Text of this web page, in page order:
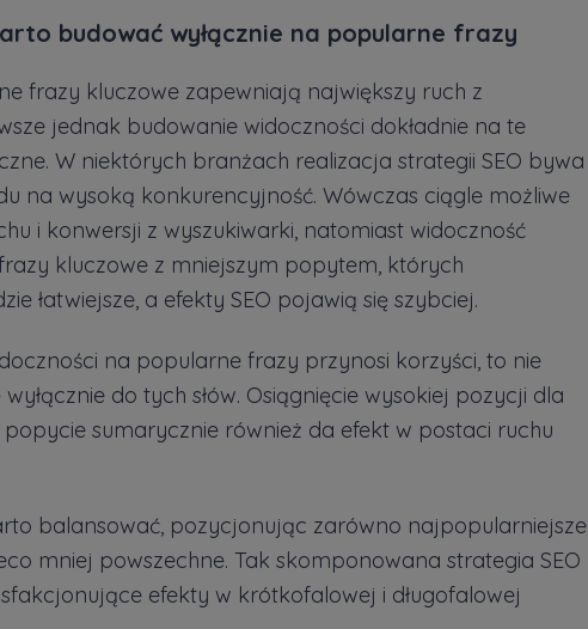
budować wyłącznie na popularne frazy
frazy kluczowe zapewniają największy ruch z
jednak budowanie widoczności dokładnie na te
W niektórych branżach realizacja strategii SEO bywa
na wysoką konkurencyjność. Wówczas ciągle możliwe
i konwersji z wyszukiwarki, natomiast widoczność
kluczowe z mniejszym popytem, których
łatwiejsze, a efekty SEO pojawią się szybciej.
na popularne frazy przynosi korzyści, to nie
do tych słów. Osiągnięcie wysokiej pozycji dla
popycie sumarycznie również da efekt w postaci ruchu
balansować, pozycjonując zarówno najpopularniejsze
mniej powszechne. Tak skomponowana strategia SEO
efekty w krótkofalowej i długofalowej